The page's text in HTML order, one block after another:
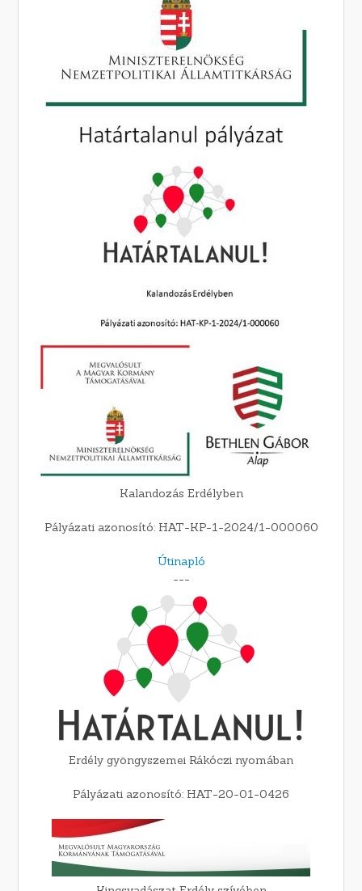
Kalandozás Erdélyben
Pályázati azonosító: HAT-KP-1-2024/1-000060
Útinapló
---
Erdély gyöngyszemei Rákóczi nyomában
Pályázati azonosító: HAT-20-01-0426